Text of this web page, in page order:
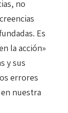
no
Es
la acción»
y sus
errores
nuestra